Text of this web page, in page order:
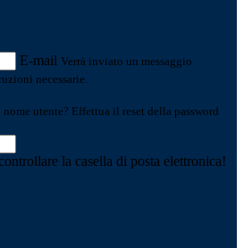
E-mail Verrà inviato un messaggio
necessarie.
utente? Effettua il reset della password
la casella di posta elettronica!